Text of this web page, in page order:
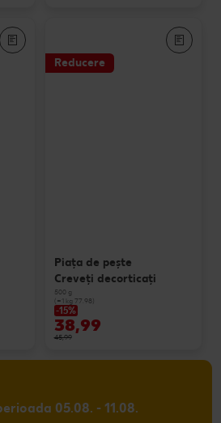
Reducere
Piața de pește
Creveți decorticați
500 g
(=1 kg 77.98)
-15%
38,99
45,99
05.08. - 11.08.